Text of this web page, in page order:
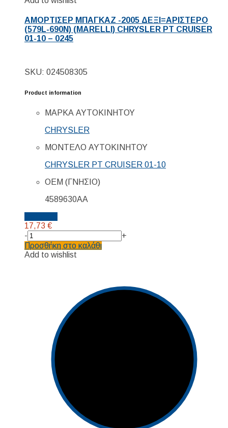
ΑΜΟΡΤΙΣΕΡ ΜΠΑΓΚΑΖ -2005 ΔΕΞΙ=ΑΡΙΣΤΕΡΟ
(579L-690N) (MARELLI) CHRYSLER PT CRUISER
01-10 – 0245
SKU: 024508305
Product information
ΜΑΡΚΑ ΑΥΤΟΚΙΝΗΤΟΥ
CHRYSLER
ΜΟΝΤΕΛΟ ΑΥΤΟΚΙΝΗΤΟΥ
CHRYSLER PT CRUISER 01-10
ΟΕΜ (ΓΝΗΣΙΟ)
4589630AA
17,73 €
-
+
Προσθήκη στο καλάθι
Add to wishlist